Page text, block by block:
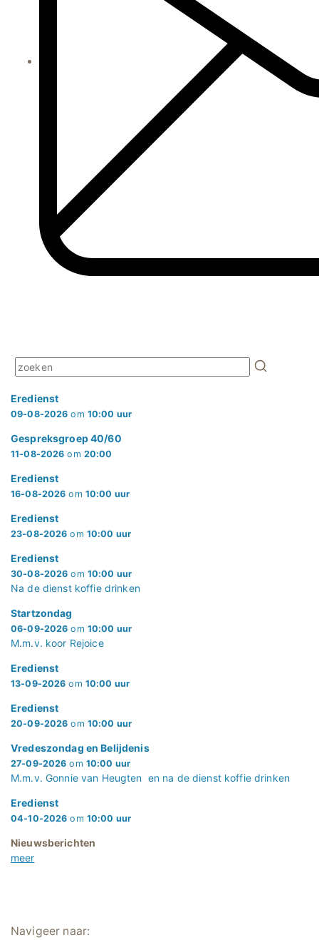
Eredienst
09-08-2026 om 10:00 uur
Gespreksgroep 40/60
11-08-2026 om 20:00
Eredienst
16-08-2026 om 10:00 uur
Eredienst
23-08-2026 om 10:00 uur
Eredienst
30-08-2026 om 10:00 uur
Na de dienst koffie drinken
Startzondag
06-09-2026 om 10:00 uur
M.m.v. koor Rejoice
Eredienst
13-09-2026 om 10:00 uur
Eredienst
20-09-2026 om 10:00 uur
Vredeszondag en Belijdenis
27-09-2026 om 10:00 uur
M.m.v. Gonnie van Heugten en na de dienst koffie drinken
Eredienst
04-10-2026 om 10:00 uur
Nieuwsberichten
meer
Navigeer naar: